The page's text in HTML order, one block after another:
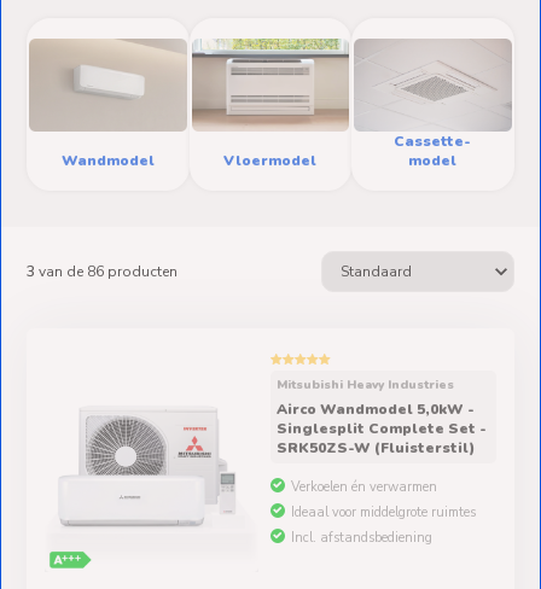
Installatiematerialen
Terrasverwarming
Ventilators
Weekendleveringen
Contact
Wandmodel Vloermodel
Cassette-
model
3 van de 86 producten
Mitsubishi Heavy Industries
Airco Wandmodel 5,0kW -
Singlesplit Complete Set -
SRK50ZS-W (Fluisterstil)
Verkoelen én verwarmen
Ideaal voor middelgrote ruimtes
Incl. afstandsbediening